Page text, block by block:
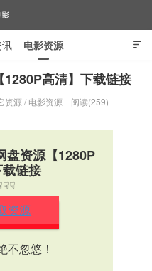

电影资源
高清】下载链接
资源 / 电影资源 阅读(259)
盘资源【1280P
链接
资源
不忽悠！